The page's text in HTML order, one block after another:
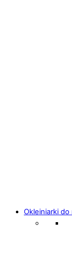
Okleiniarki do